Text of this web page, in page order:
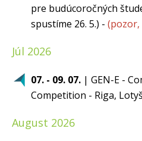
pre budúcoročných
spustíme 26. 5.) - (pozor,
Júl 2026
07. - 09. 07. | GEN-E -
Competition - Riga,
August 2026